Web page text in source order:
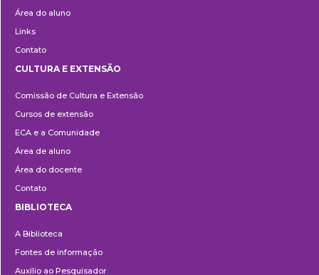
Área do aluno
Links
Contato
e
Extensão
CULTURA E EXTENSÃO
Comissão de Cultura e Extensão
Cursos de extensão
ECA e a Comunidade
Área de aluno
Área do docente
Contato
BIBLIOTECA
A Biblioteca
Fontes de informação
Auxílio ao Pesquisador